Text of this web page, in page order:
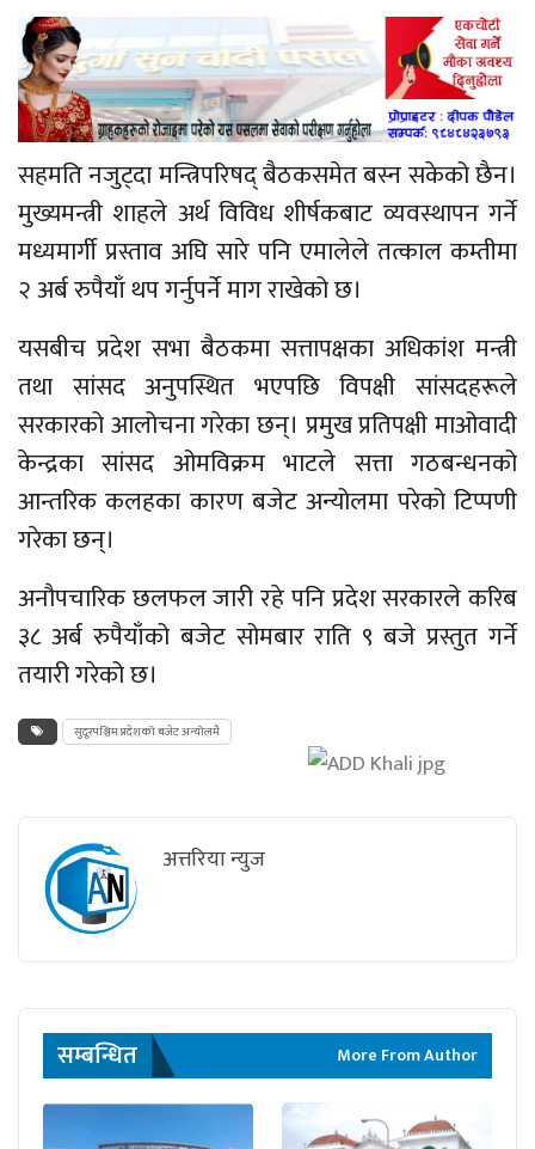
सहमति नजुट्दा मन्त्रिपरिषद् बैठकसमेत बस्न सकेको छैन।
मुख्यमन्त्री शाहले अर्थ विविध शीर्षकबाट व्यवस्थापन गर्ने
मध्यमार्गी प्रस्ताव अघि सारे पनि एमालेले तत्काल कम्तीमा
२ अर्ब रुपैयाँ थप गर्नुपर्ने माग राखेको छ।
यसबीच प्रदेश सभा बैठकमा सत्तापक्षका अधिकांश मन्त्री
तथा सांसद अनुपस्थित भएपछि विपक्षी सांसदहरूले
सरकारको आलोचना गरेका छन्। प्रमुख प्रतिपक्षी माओवादी
केन्द्रका सांसद ओमविक्रम भाटले सत्ता गठबन्धनको
आन्तरिक कलहका कारण बजेट अन्योलमा परेको टिप्पणी
गरेका छन्।
अनौपचारिक छलफल जारी रहे पनि प्रदेश सरकारले करिब
३८ अर्ब रुपैयाँको बजेट सोमबार राति ९ बजे प्रस्तुत गर्ने
तयारी गरेको छ।
सुदूरपश्चिम प्रदेशको बजेट अन्योलमै
अत्तरिया न्युज
सम्बन्धित More From Author